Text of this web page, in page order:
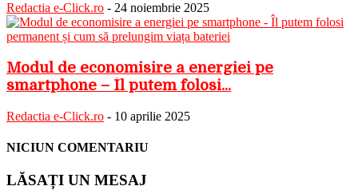
Redactia e-Click.ro - 24 noiembrie 2025
Modul de economisire a energiei pe
smartphone – Îl putem folosi...
Redactia e-Click.ro - 10 aprilie 2025
NICIUN COMENTARIU
LĂSAȚI UN MESAJ